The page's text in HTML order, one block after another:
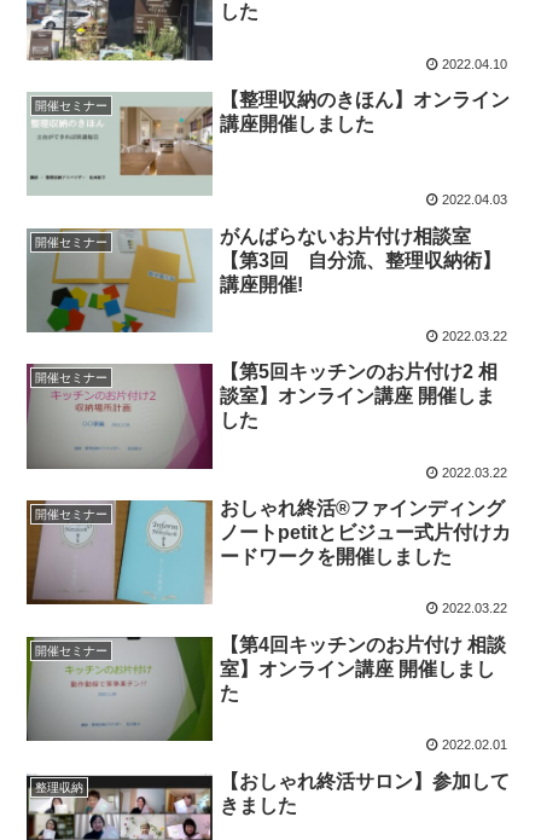
した
2022.04.10
開催セミナー
【整理収納のきほん】オンライン
講座開催しました
2022.04.03
開催セミナー
がんばらないお片付け相談室
【第3回 自分流、整理収納術】
講座開催!
2022.03.22
開催セミナー
【第5回キッチンのお片付け2 相
談室】オンライン講座 開催しま
した
2022.03.22
開催セミナー
おしゃれ終活®ファインディング
ノートpetitとビジュー式片付けカ
ードワークを開催しました
2022.03.22
開催セミナー
【第4回キッチンのお片付け 相談
室】オンライン講座 開催しまし
た
2022.02.01
整理収納
【おしゃれ終活サロン】参加して
きました